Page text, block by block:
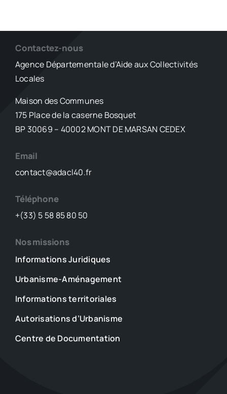
Contactez-nous
Agence Départementale d’Aide aux Collectivités
Locales
Maison des Communes
175 Place de la caserne Bosquet
BP 30069 – 40002 MONT DE MARSAN CEDEX
Email
contact@adacl40.fr
Téléphone
+(33) 5 58 85 80 50
Nos missions
Informations Juridiques
Urbanisme-Aménagement
Informations territoriales
Autorisations d’Urbanisme
Centre de Documentation